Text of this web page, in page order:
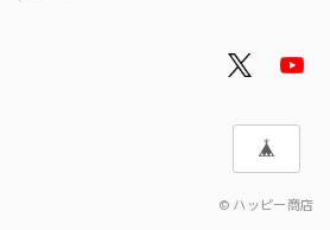
© ハッピー商店